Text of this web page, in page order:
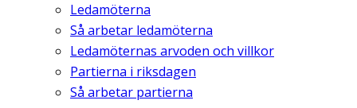
Ledamöterna
Så arbetar ledamöterna
Ledamöternas arvoden och villkor
Partierna i riksdagen
Så arbetar partierna